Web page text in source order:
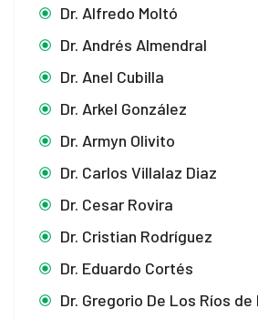
Dr. Alfredo Moltó
Dr. Andrés Almendral
Dr. Anel Cubilla
Dr. Arkel González
Dr. Armyn Olivito
Dr. Carlos Villalaz Diaz
Dr. Cesar Rovira
Dr. Cristian Rodríguez
Dr. Eduardo Cortés
Dr. Gregorio De Los Ríos de